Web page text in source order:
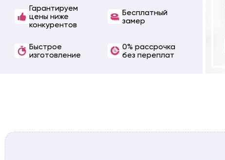
Гарантируем
цены ниже
конкурентов
Бесплатный
замер
Быстрое
изготовление
0% рассрочка
без переплат